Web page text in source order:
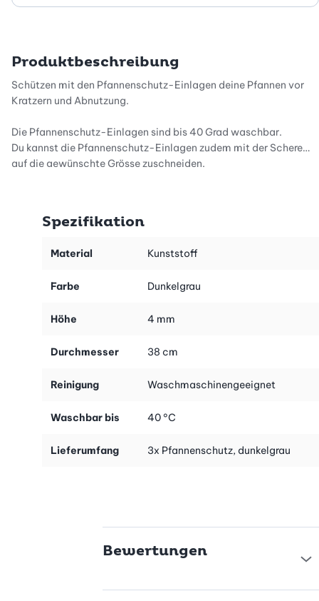
Produktbeschreibung
Schützen mit den Pfannenschutz-Einlagen deine Pfannen vor
Kratzern und Abnutzung.
Die Pfannenschutz-Einlagen sind bis 40 Grad waschbar.
Du kannst die Pfannenschutz-Einlagen zudem mit der Schere
auf die gewünschte Grösse zuschneiden.
Spezifikation
Material Kunststoff
Farbe Dunkelgrau
Höhe 4 mm
Durchmesser 38 cm
Reinigung Waschmaschinengeeignet
Waschbar bis 40 °C
Lieferumfang 3x Pfannenschutz, dunkelgrau
Bewertungen